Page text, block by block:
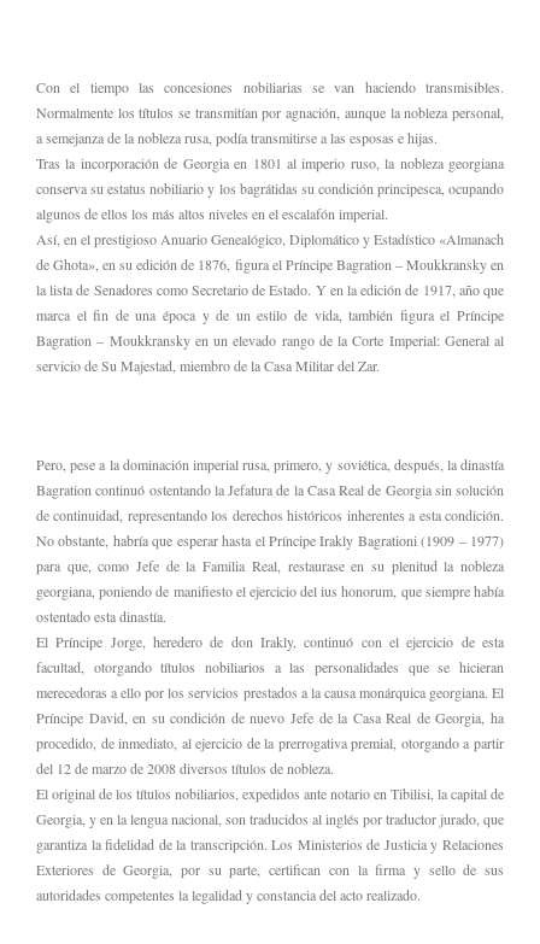
Con el tiempo las concesiones nobiliarias se van haciendo transmisibles.
Normalmente los títulos se transmitían por agnación, aunque la nobleza personal,
a semejanza de la nobleza rusa, podía transmitirse a las esposas e hijas.
Tras la incorporación de Georgia en 1801 al imperio ruso, la nobleza georgiana
conserva su estatus nobiliario y los bagrátidas su condición principesca, ocupando
algunos de ellos los más altos niveles en el escalafón imperial.
Así, en el prestigioso Anuario Genealógico, Diplomático y Estadístico «Almanach
de Ghota», en su edición de 1876, figura el Príncipe Bagration – Moukkransky en
la lista de Senadores como Secretario de Estado. Y en la edición de 1917, año que
marca el fin de una época y de un estilo de vida, también figura el Príncipe
Bagration – Moukkransky en un elevado rango de la Corte Imperial: General al
servicio de Su Majestad, miembro de la Casa Militar del Zar.
Pero, pese a la dominación imperial rusa, primero, y soviética, después, la dinastía
Bagration continuó ostentando la Jefatura de la Casa Real de Georgia sin solución
de continuidad, representando los derechos históricos inherentes a esta condición.
No obstante, habría que esperar hasta el Príncipe Irakly Bagrationi (1909 – 1977)
para que, como Jefe de la Familia Real, restaurase en su plenitud la nobleza
georgiana, poniendo de manifiesto el ejercicio del ius honorum, que siempre había
ostentado esta dinastía.
El Príncipe Jorge, heredero de don Irakly, continuó con el ejercicio de esta
facultad, otorgando títulos nobiliarios a las personalidades que se hicieran
merecedoras a ello por los servicios prestados a la causa monárquica georgiana. El
Príncipe David, en su condición de nuevo Jefe de la Casa Real de Georgia, ha
procedido, de inmediato, al ejercicio de la prerrogativa premial, otorgando a partir
del 12 de marzo de 2008 diversos títulos de nobleza.
El original de los títulos nobiliarios, expedidos ante notario en Tibilisi, la capital de
Georgia, y en la lengua nacional, son traducidos al inglés por traductor jurado, que
garantiza la fidelidad de la transcripción. Los Ministerios de Justicia y Relaciones
Exteriores de Georgia, por su parte, certifican con la firma y sello de sus
autoridades competentes la legalidad y constancia del acto realizado.